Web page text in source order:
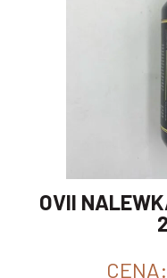
OVII
CENA: